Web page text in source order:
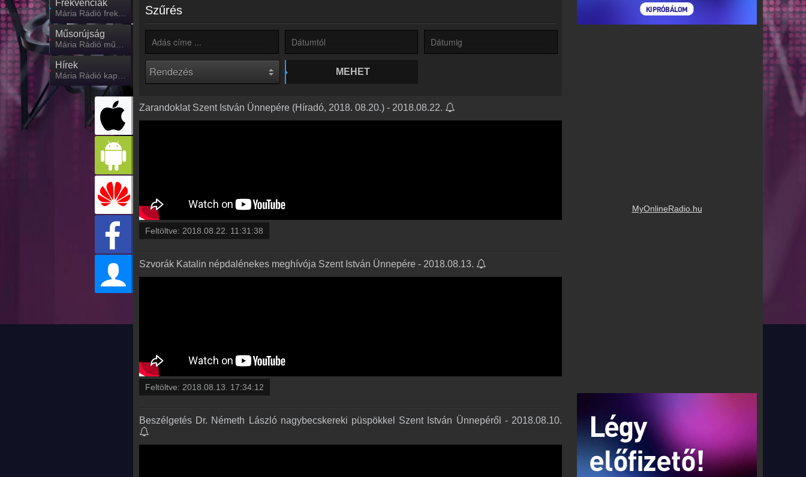
Frekvenciák
Műsorújság
Hírek
MyOnlineRadio.hu
Szűrés
MEHET
Zarandoklat Szent István Ünnepére (Híradó, 2018. 08.20.) - 2018.08.22.
Feltöltve: 2018.08.22. 11:31:38
Szvorák Katalin népdalénekes meghívója Szent István Ünnepére - 2018.08.13.
Feltöltve: 2018.08.13. 17:34:12
Beszélgetés Dr. Németh László nagybecskereki püspökkel Szent István Ünnepéről - 2018.08.10.